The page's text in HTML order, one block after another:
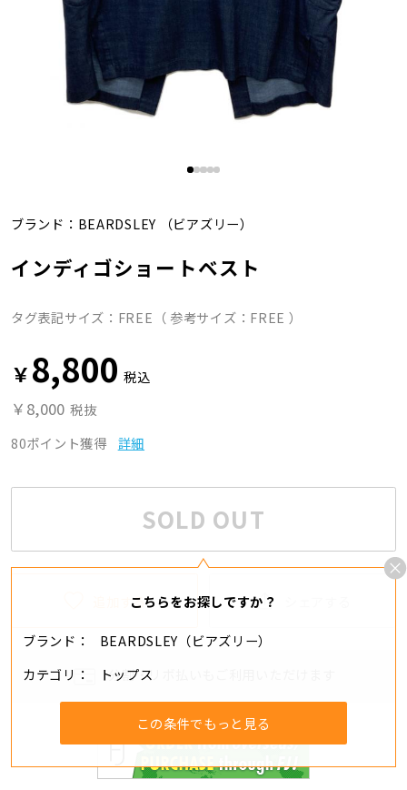
ブランド： BEARDSLEY （ビアズリー）
インディゴショートベスト
タグ表記サイズ：FREE（ 参考サイズ：FREE ）
￥8,800 税込
￥8,000 税抜
80ポイント獲得
詳細
SOLD OUT
こちらをお探しですか？
ブランド
BEARDSLEY（ビアズリー）
カテゴリ
トップス
この条件でもっと見る
追加する
分割・リボ払いもご利用いただけます